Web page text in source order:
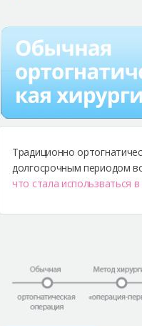
Традиционно
долгосрочным периодом
что стала использваться